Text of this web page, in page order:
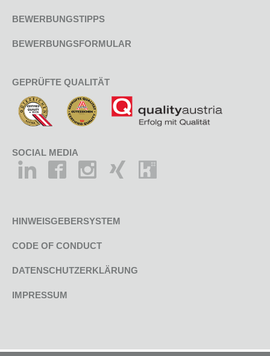
BEWERBUNGSTIPPS
BEWERBUNGSFORMULAR
GEPRÜFTE QUALITÄT
SOCIAL MEDIA
HINWEISGEBERSYSTEM
CODE OF CONDUCT
DATENSCHUTZERKLÄRUNG
IMPRESSUM